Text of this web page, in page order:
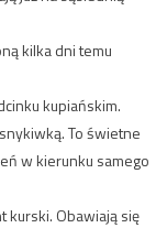
kilka dni temu
kupiańskim.
To świetne
w kierunku samego
kurski. Obawiają się